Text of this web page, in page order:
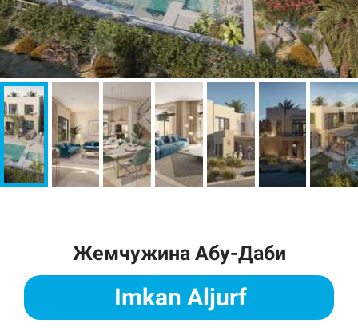
Жемчужина Абу-Даби
Imkan Aljurf